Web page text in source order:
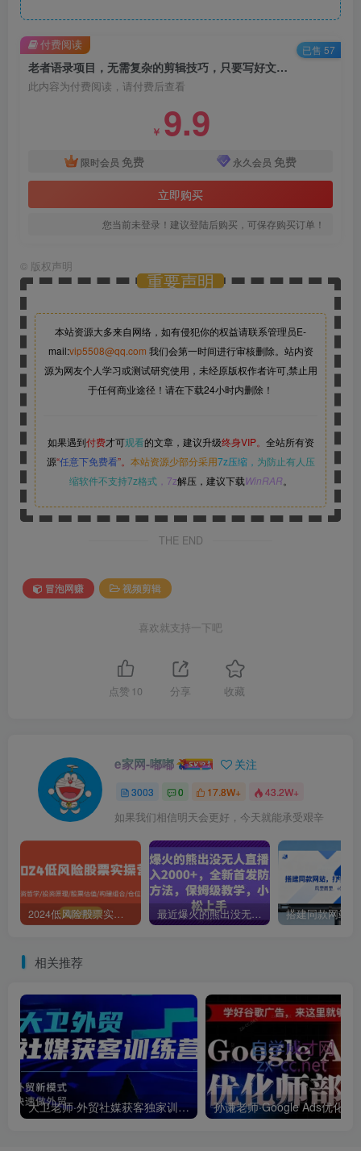
老者语录项目，无需复杂的剪辑技巧，只要写好文，引流变现方法十分简单
此内容为付费阅读，请付费后查看
￥ 9.9
限时会员 免费 永久会员 免费
立即购买
您当前未登录！建议登陆后购买，可保存购买订单！
付费阅读 已售 57
© 版权声明
重要声明
本站资源大多来自网络，如有侵犯你的权益请联系管理员E-
mail:vip5508@qq.com 我们会第一时间进行审核删除。站内资
源为网友个人学习或测试研究使用，未经原版权作者许可,禁止用
于任何商业途径！请在下载24小时内删除！
如果遇到付费才可观看的文章，建议升级终身VIP。 全站所有资
源“任意下免费看”。 本站资源少部分采用7z压缩， 为防止有人压
缩软件不支持7z格式，7z解压，建议下载WinRAR。
THE END
冒泡网赚 视频剪辑
喜欢就支持一下吧
点赞 10 分享 收藏
e家网-嘟嘟 关注
3003 0 17.8W+ 43.2W+
如果我们相信明天会更好，今天就能承受艰辛
2024低风险股票实操营：投资哲学/投资原理/股票估值/构建组合/仓位控制 最近爆火的熊出没无人直播，轻松日入2000+，全新首发防版权违规方法【揭秘】
相关推荐
大卫老师·外贸社媒获客独家训练营(更新6月)